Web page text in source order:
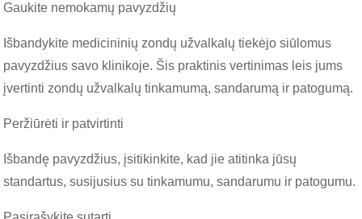
Gaukite nemokamų pavyzdžių
Išbandykite medicininių zondų užvalkalų tiekėjo siūlomus
pavyzdžius savo klinikoje. Šis praktinis vertinimas leis jums
įvertinti zondų užvalkalų tinkamumą, sandarumą ir patogumą.
Peržiūrėti ir patvirtinti
Išbandę pavyzdžius, įsitikinkite, kad jie atitinka jūsų
standartus, susijusius su tinkamumu, sandarumu ir patogumu.